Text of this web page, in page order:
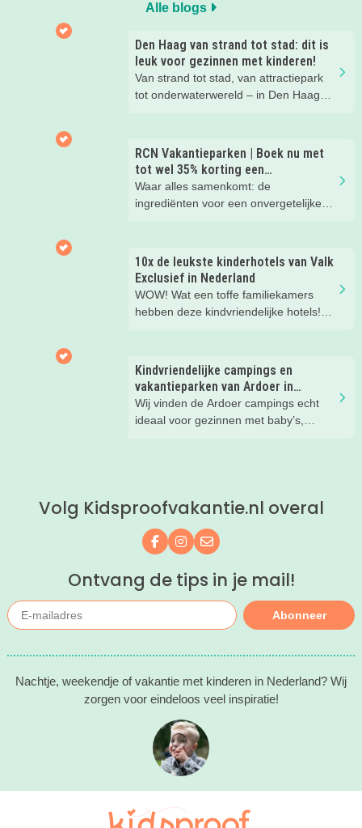
Alle blogs
Den Haag van strand tot stad: dit is
leuk voor gezinnen met kinderen!
Van strand tot stad, van attractiepark
tot onderwaterwereld – in Den Haag
ontspannen met een lekkere lunch op
het strand en een duik in zee. Heerlijk!
RCN Vakantieparken | Boek nu met
tot wel 35% korting een
zomervakantie!
Waar alles samenkomt: de
ingrediënten voor een onvergetelijke
10x de leukste kinderhotels van Valk
Exclusief in Nederland
WOW! Wat een toffe familiekamers
hebben deze kindvriendelijke hotels!
kinderhotels van Valk Exclusief en
boek een heerlijk nachtje weg met je
kind(eren).
Kindvriendelijke campings en
vakantieparken van Ardoer in
Nederland
Wij vinden de Ardoer campings echt
ideaal voor gezinnen met baby’s,
Volg Kidsproofvakantie.nl overal
Volg ons op Facebook
Volg ons op Instagram
Mail ons
Ontvang de tips in je mail!
Abonneer
Nachtje, weekendje of vakantie met kinderen in Nederland? Wij
zorgen voor eindeloos veel inspiratie!